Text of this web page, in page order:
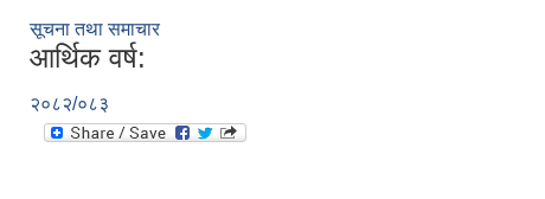
सूचना तथा समाचार
आर्थिक वर्ष:
२०८२/०८३